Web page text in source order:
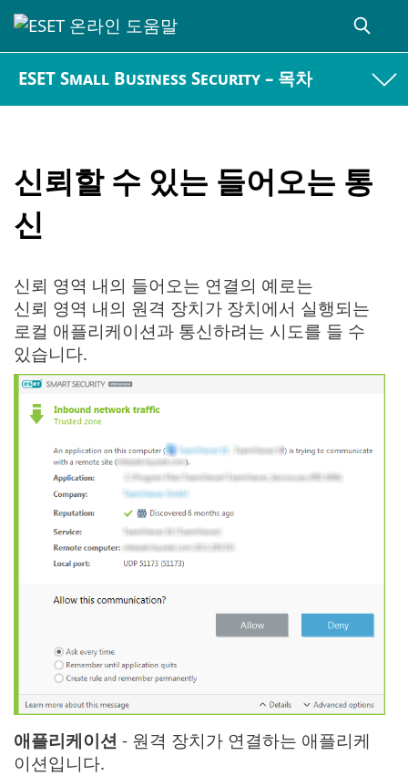
ESET Small Business Security – 목차
신뢰할 수 있는 들어오는 통
신
신뢰 영역 내의 들어오는 연결의 예로는
신뢰 영역 내의 원격 장치가 장치에서 실행되는
로컬 애플리케이션과 통신하려는 시도를 들 수
있습니다.
애플리케이션 - 원격 장치가 연결하는 애플리케
이션입니다.